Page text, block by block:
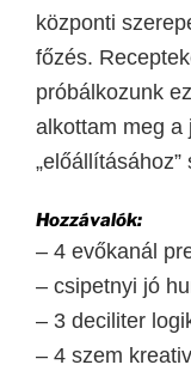
központi
főzés.
próbálkozunk
alkottam meg a
Hozzávalók:
– 4 evőkanál
– csipetnyi jó
– 3 deciliter
– 4 szem